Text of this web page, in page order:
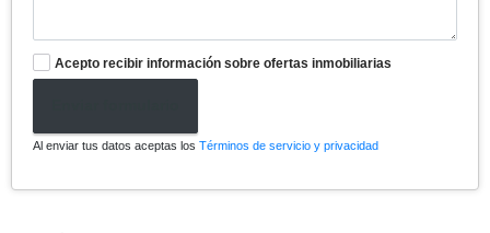
Acepto recibir información sobre ofertas inmobiliarias
Al enviar tus datos aceptas los Términos de servicio y privacidad